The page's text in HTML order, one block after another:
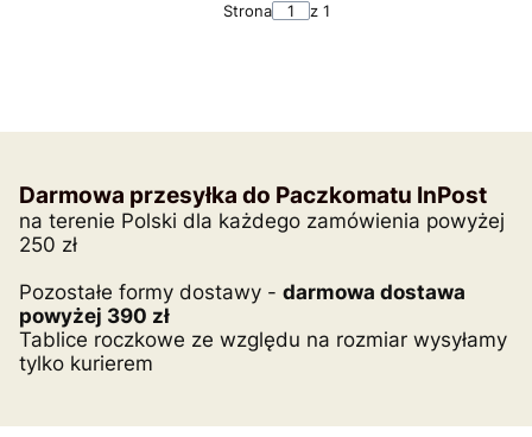
Strona z 1
Darmowa przesyłka do Paczkomatu InPost
na terenie Polski dla każdego zamówienia powyżej
250 zł
Pozostałe formy dostawy - darmowa dostawa
powyżej 390 zł
Tablice roczkowe ze względu na rozmiar wysyłamy
tylko kurierem